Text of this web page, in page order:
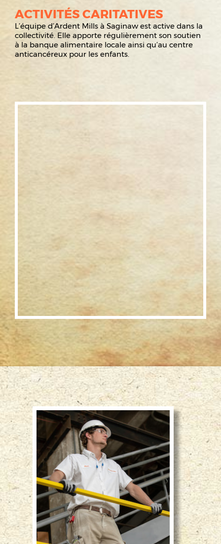
ACTIVITÉS CARITATIVES
L’équipe d’Ardent Mills à Saginaw est active dans la
collectivité. Elle apporte régulièrement son soutien
à la banque alimentaire locale ainsi qu’au centre
anticancéreux pour les enfants.